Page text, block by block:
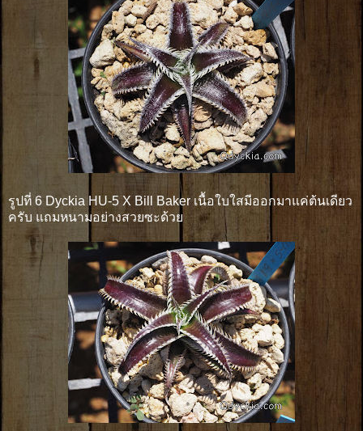
รูปที่ 6 Dyckia HU-5 X Bill Baker เนื้อใบใสมีออกมาแค่ต้นเดียว
ครับ แถมหนามอย่างสวยซะด้วย